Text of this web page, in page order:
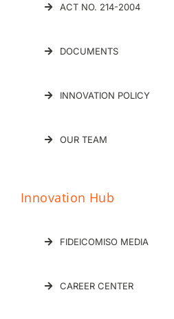
ACT NO. 214-2004
DOCUMENTS
INNOVATION POLICY
OUR TEAM
Innovation Hub
FIDEICOMISO MEDIA
CAREER CENTER